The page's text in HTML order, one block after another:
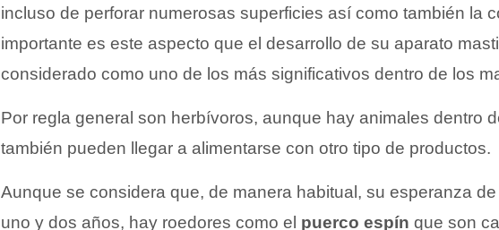
incluso de perforar numerosas superficies así como también la
importante es este aspecto que el desarrollo de su aparato
considerado como uno de los más significativos dentro de los
Por regla general son herbívoros, aunque hay animales dentro
también pueden llegar a alimentarse con otro tipo de productos.
Aunque se considera que, de manera habitual, su esperanza
uno y dos años, hay roedores como el puerco espín que son